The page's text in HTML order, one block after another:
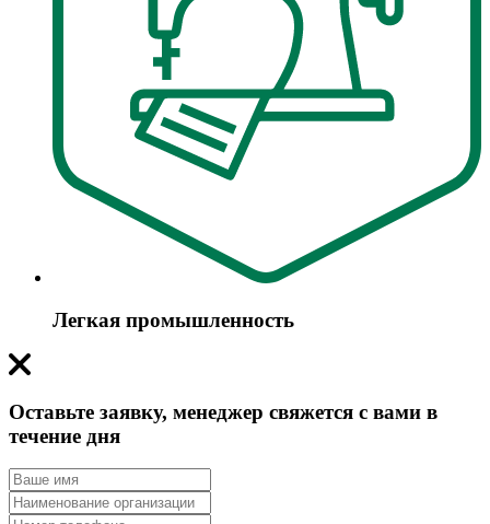
Легкая промышленность
Оставьте заявку, менеджер свяжется с вами в
течение дня